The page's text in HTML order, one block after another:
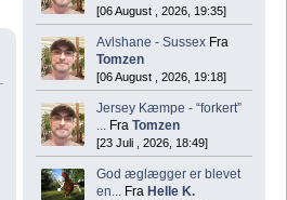
[06 August , 2026, 19:35]
Avlshane - Sussex Fra
Tomzen
[06 August , 2026, 19:18]
Jersey Kæmpe - “forkert”
... Fra Tomzen
[23 Juli , 2026, 18:49]
God æglægger er blevet
en... Fra Helle K.